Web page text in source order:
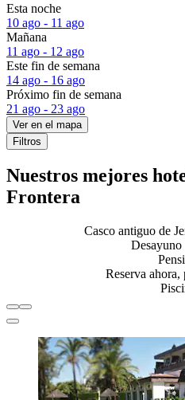
Esta noche
10 ago - 11 ago
Mañana
11 ago - 12 ago
Este fin de semana
14 ago - 16 ago
Próximo fin de semana
21 ago - 23 ago
Ver en el mapa
Filtros
Nuestros mejores
Frontera
Casco antiguo de
Reserva ahora,